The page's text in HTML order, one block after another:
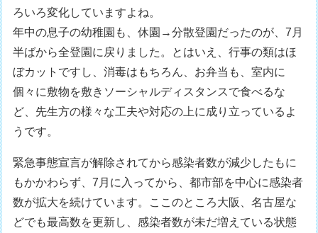
ろいろ変化していますよね。
年中の息子の幼稚園も、休園→分散登園だったのが、7月
半ばから全登園に戻りました。とはいえ、行事の類はほ
ぼカットですし、消毒はもちろん、お弁当も、室内に
個々に敷物を敷きソーシャルディスタンスで食べるな
ど、先生方の様々な工夫や対応の上に成り立っているよ
うです。
緊急事態宣言が解除されてから感染者数が減少したもに
もかかわらず、7月に入ってから、都市部を中心に感染者
数が拡大を続けています。ここのところ大阪、名古屋な
どでも最高数を更新し、感染者数が未だ増えている状態